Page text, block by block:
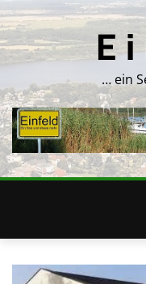
Skip
to
content
E
… ein